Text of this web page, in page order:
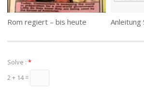
Rom regiert – bis heute
Solve : *
2 + 14 =